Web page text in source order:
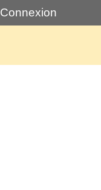
Connexion